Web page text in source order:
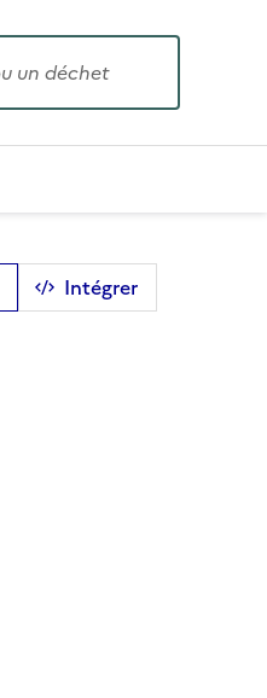
Entrez
Intégrer